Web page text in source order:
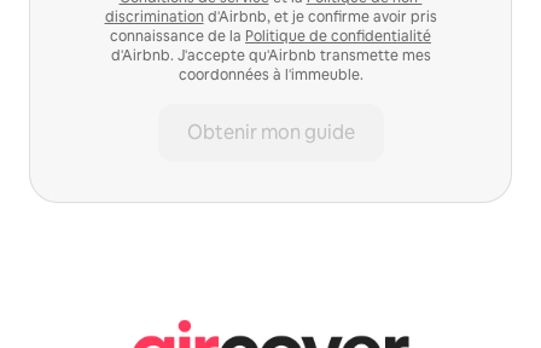
discrimination d'Airbnb, et je confirme avoir pris
connaissance de la Politique de confidentialité
d'Airbnb. J'accepte qu'Airbnb transmette mes
coordonnées à l'immeuble.
Obtenir mon guide